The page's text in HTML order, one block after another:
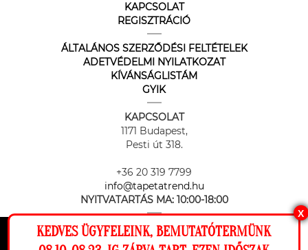
Ez a weboldal cookie-kat használ, hogy a
KAPCSOLAT
REGISZTRÁCIÓ
ÁLTALÁNOS SZERZŐDÉSI FELTÉTELEK
ADETVÉDELMI NYILATKOZAT
KÍVÁNSÁGLISTÁM
GYIK
KAPCSOLAT
1171 Budapest,
Pesti út 318.
+36 20 319 7799
info@tapetatrend.hu
NYITVATARTÁS MA: 10:00-18:00
X
KEDVES ÜGYFELEINK, BEMUTATÓTERMÜNK